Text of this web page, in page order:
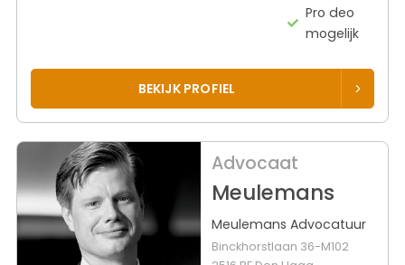
Pro deo
mogelijk
BEKIJK PROFIEL
Advocaat
Meulemans
Meulemans Advocatuur
Binckhorstlaan 36-M102